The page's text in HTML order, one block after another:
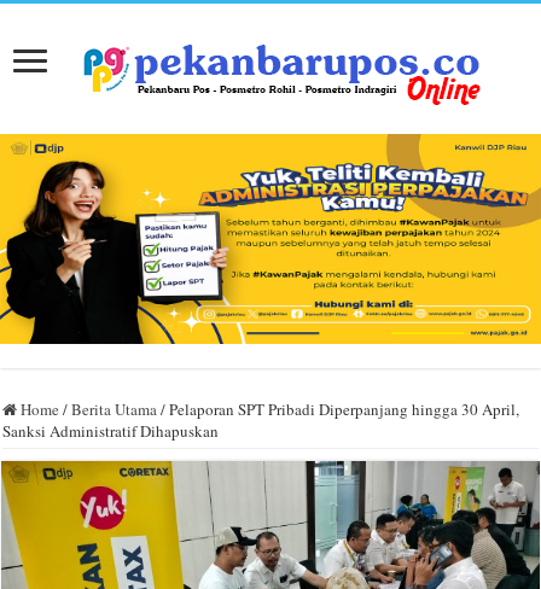
Home /Berita Utama/Pelaporan SPT Pribadi Diperpanjang hingga 30 April,
Sanksi Administratif Dihapuskan